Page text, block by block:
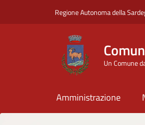
Regione Autonoma della
Un Comune
Amministrazione